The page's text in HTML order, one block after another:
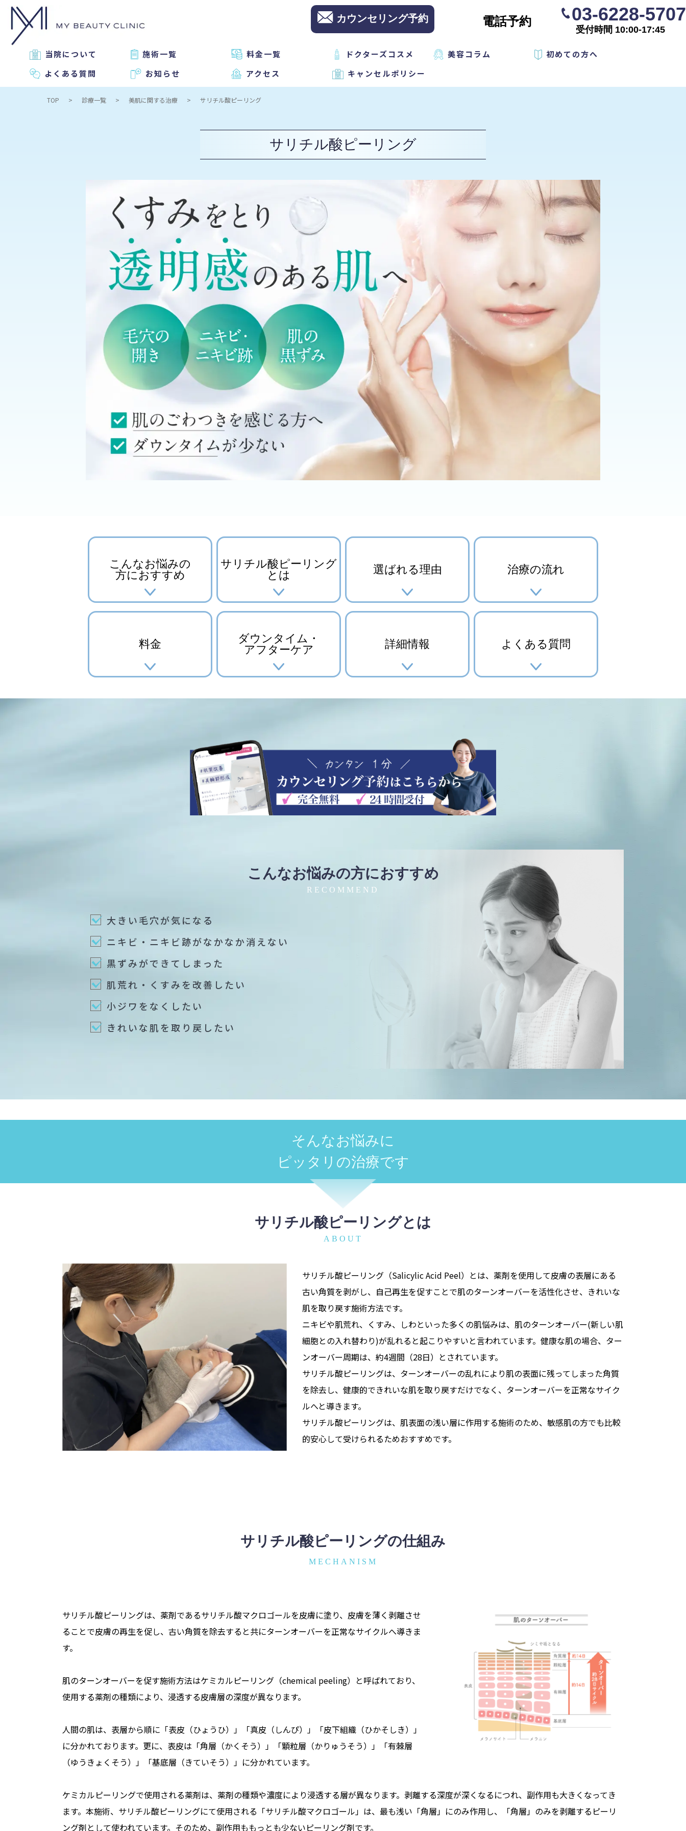
カウンセリング予約 電話予約 03-6228-5707
受付時間 10:00-17:45
当院について 施術一覧 料金一覧 ドクターズコスメ 美容コラム
初めての方へ
よくある質問
お知らせ アクセス キャンセルポリシー
TOP 診療一覧 美肌に関する治療 サリチル酸ピーリング
サリチル酸ピーリング
こんなお悩みの
方におすすめ
サリチル酸 ピーリング
とは
選ばれる理由 治療の流れ
料金
ダウンタイム・
アフターケア
詳細情報 よくある質問
こんなお悩みの方におすすめ
RECOMMEND
大きい毛穴が気になる
ニキビ・ニキビ跡がなかなか消えない
黒ずみができてしまった
肌荒れ・くすみを改善したい
小ジワをなくしたい
きれいな肌を取り戻したい
そんなお悩みに
ピッタリの治療です
サリチル酸ピーリングとは
ABOUT
サリチル酸ピーリング（Salicylic Acid Peel）とは、薬剤を使用して皮膚の表層にある
古い角質を剥がし、自己再生を促すことで肌のターンオーバーを活性化させ、きれいな
肌を取り戻す施術方法です。
ニキビや肌荒れ、くすみ、しわといった多くの肌悩みは、肌のターンオーバー(新しい肌
細胞との入れ替わり)が乱れると起こりやすいと言われています。健康な肌の場合、ター
ンオーバー周期は、約4週間（28日）とされています。
サリチル酸ピーリングは、ターンオーバーの乱れにより肌の表面に残ってしまった角質
を除去し、健康的できれいな肌を取り戻すだけでなく、ターンオーバーを正常なサイク
ルへと導きます。
サリチル酸ピーリングは、肌表面の浅い層に作用する施術のため、敏感肌の方でも比較
的安心して受けられるためおすすめです。
サリチル酸ピーリングの仕組み
MECHANISM
サリチル酸ピーリングは、薬剤であるサリチル酸マクロゴールを皮膚に塗り、皮膚を薄く剥離させ
ることで皮膚の再生を促し、古い角質を除去すると共にターンオーバーを正常なサイクルへ導きま
す。
肌のターンオーバーを促す施術方法はケミカルピーリング（chemical peeling）と呼ばれており、
使用する薬剤の種類により、浸透する皮膚層の深度が異なります。
人間の肌は、表層から順に「表皮（ひょうひ）」「真皮（しんぴ）」「皮下組織（ひかそしき）」
に分かれております。更に、表皮は「角層（かくそう）」「顆粒層（かりゅうそう）」「有棘層
（ゆうきょくそう）」「基底層（きていそう）」に分かれています。
ケミカルピーリングで使用される薬剤は、薬剤の種類や濃度により浸透する層が異なります。剥離する深度が深くなるにつれ、副作用も大きくなってき
ます。本施術、サリチル酸ピーリングにて使用される「サリチル酸マクロゴール」は、最も浅い「角層」にのみ作用し、「角層」のみを剥離するピーリ
ング剤として使われています。そのため、副作用ももっとも少ないピーリング剤です。